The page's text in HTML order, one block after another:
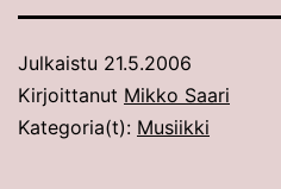
Julkaistu 21.5.2006
Kirjoittanut Mikko Saari
Kategoria(t): Musiikki